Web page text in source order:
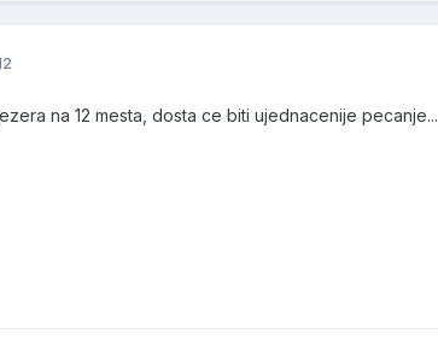
na 12 mesta, dosta ce biti ujednacenije pecanje...